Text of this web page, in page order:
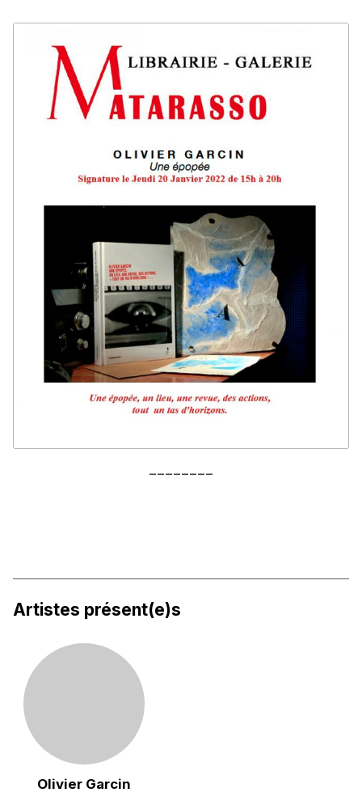
Artistes présent(e)s
Olivier Garcin